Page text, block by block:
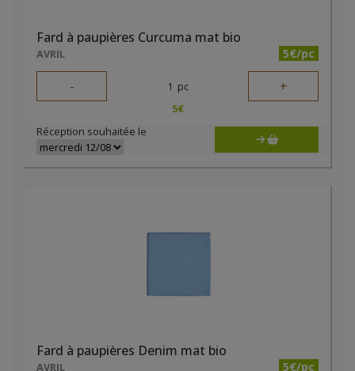
Fard à paupières Curcuma mat bio
AVRIL 5€/pc
- 1 pc +
5€
Réception souhaitée le
Fard à paupières Denim mat bio
AVRIL 5€/pc